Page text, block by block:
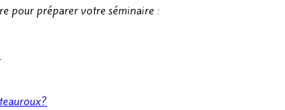
pour préparer votre séminaire :